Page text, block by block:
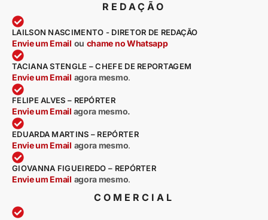
REDAÇÃO
LAILSON NASCIMENTO - DIRETOR DE REDAÇÃO
Envie um Email ou chame no Whatsapp
TACIANA STENGLE – CHEFE DE REPORTAGEM
Envie um Email agora mesmo.
FELIPE ALVES – REPÓRTER
Envie um Email agora mesmo.
EDUARDA MARTINS – REPÓRTER
Envie um Email agora mesmo.
GIOVANNA FIGUEIREDO – REPÓRTER
Envie um Email agora mesmo.
COMERCIAL